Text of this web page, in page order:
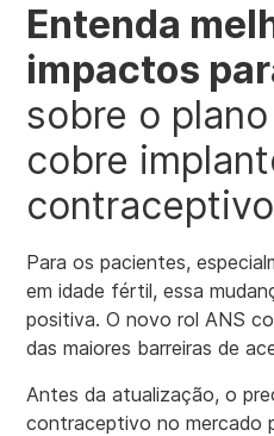
Entenda
impactos
sobre o
cobre
contraceptivo
Para os pacientes,
em idade fértil, essa
positiva. O novo rol ANS
das maiores barreiras de
Antes da atualização, o
contraceptivo no mercado